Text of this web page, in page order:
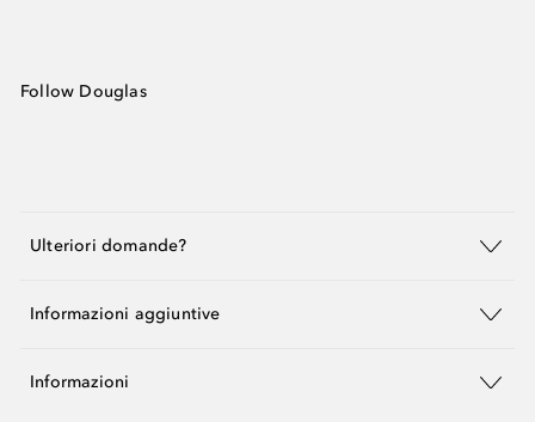
Follow Douglas
Ulteriori domande?
Informazioni aggiuntive
Informazioni